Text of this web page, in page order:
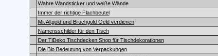
Wahre Wandsticker und weiße Wände
Immer der richtige Flachbeutel
Mit Altgold und Bruchgold Geld verdienen
Namensschilder für den Tisch
Der TiDeko Tischdecken Shop für Tischdekorationen
Die Bio Bedeutung von Verpackungen